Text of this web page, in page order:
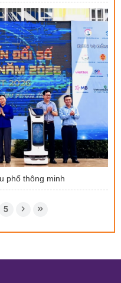
phố thông minh
5